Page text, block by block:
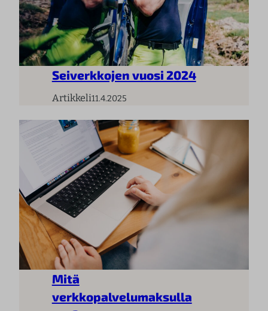
Seiverkkojen vuosi 2024
Artikkeli11.4.2025
Mitä
verkkopalvelumaksulla